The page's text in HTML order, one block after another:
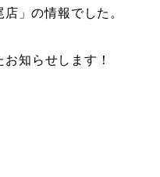
」の情報でした。
知らせします！